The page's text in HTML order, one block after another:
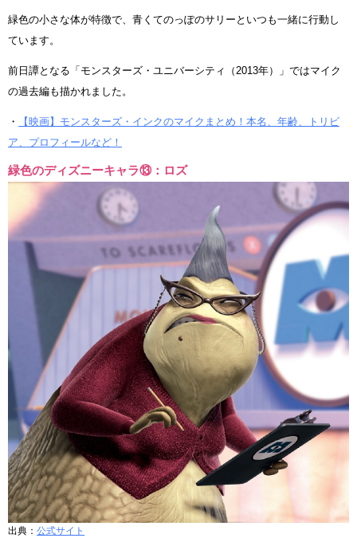
緑色の小さな体が特徴で、青くてのっぽのサリーといつも一緒に行動し
ています。
前日譚となる「モンスターズ・ユニバーシティ（2013年）」ではマイク
の過去編も描かれました。
・
【映画】モンスターズ・インクのマイクまとめ！本名、年齢、トリビ
ア、プロフィールなど！
緑色のディズニーキャラ⑬：ロズ
出典： 公式サイト